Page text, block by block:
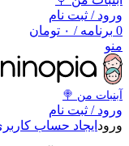
ورود / ثبت نام
0 برنامه / ۰ تومان
منو
آبنبات‌ من 🍭
ورود / ثبت نام
ورود ایجاد حساب